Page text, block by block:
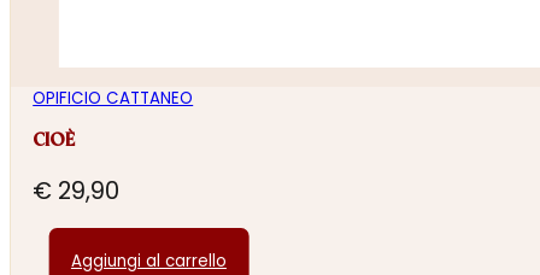
OPIFICIO CATTANEO
CIOÈ
€ 29,90
Aggiungi al carrello